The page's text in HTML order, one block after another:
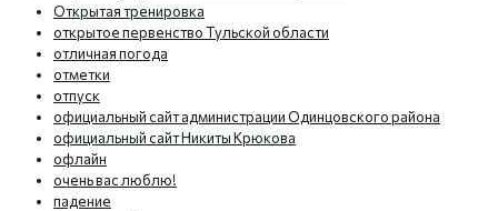
Открытая тренировка
открытое первенство Тульской области
отличная погода
отметки
отпуск
официальный сайт администрации Одинцовского района
официальный сайт Никиты Крюкова
офлайн
очень вас люблю!
падение